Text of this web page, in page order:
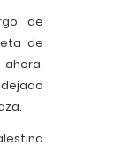
de
de
ahora,